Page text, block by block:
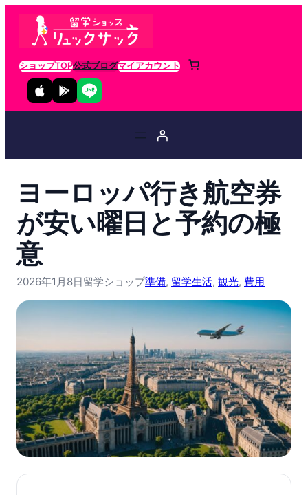
ショップTOP公式ブログマイアカウント
ヨーロッパ行き航空券
が安い曜日と予約の極
意
2026年1月8日留学ショップ準備, 留学生活, 観光, 費用